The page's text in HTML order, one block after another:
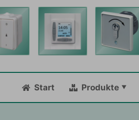
Zum
Inhalt
springen
Start Produkte